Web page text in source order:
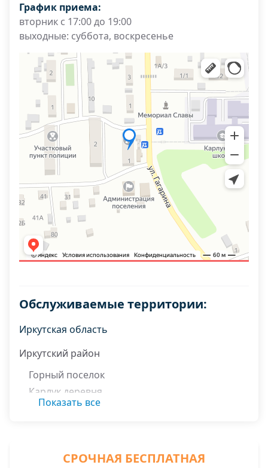
График приема:
вторник с 17:00 до 19:00
выходные: суббота, воскресенье
Обслуживаемые территории:
Иркутская область
Иркутский район
Горный поселок
Карлук деревня
Показать все
СРОЧНАЯ БЕСПЛАТНАЯ